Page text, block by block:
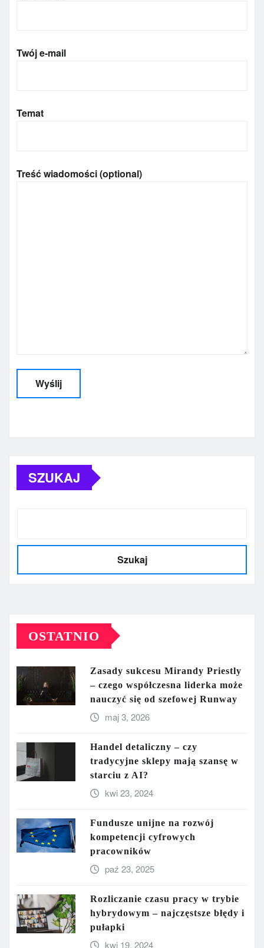
Twój e-mail
Temat
Treść wiadomości (optional)
SZUKAJ
Szukaj
OSTATNIO
Zasady sukcesu Mirandy Priestly
– czego współczesna liderka może
nauczyć się od szefowej Runway
maj 3, 2026
Handel detaliczny – czy
tradycyjne sklepy mają szansę w
starciu z AI?
kwi 23, 2024
Fundusze unijne na rozwój
kompetencji cyfrowych
pracowników
paź 23, 2025
Rozliczanie czasu pracy w trybie
hybrydowym – najczęstsze błędy i
pułapki
kwi 19, 2024